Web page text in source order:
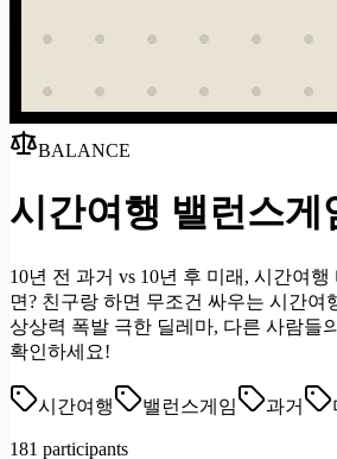
BALANCE
시간여행 밸런스게
10년 전 과거 vs 10년 후 미래, 시간여
면? 친구랑 하면 무조건 싸우는 시간여
상상력 폭발 극한 딜레마, 다른 사람들
확인하세요!
시간여행 밸런스게임 과거
181 participants